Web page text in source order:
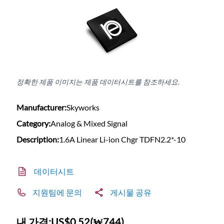
정확한 제품 이미지는 제품 데이터시트를 참조하세요.
Manufacturer:Skyworks
Category:Analog & Mixed Signal
Description:1.6A Linear Li-ion Chgr TDFN2.2*-10
데이터시트
지원팀에 문의 게시물 공유